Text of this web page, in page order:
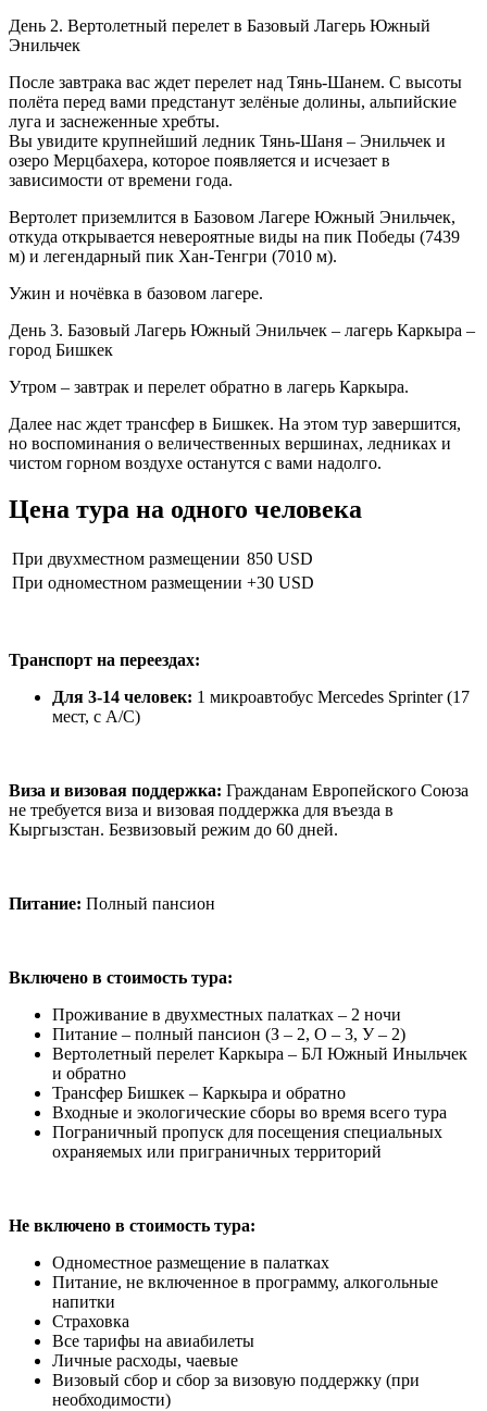
День 2. Вертолетный перелет в Базовый Лагерь Южный
Энильчек
После завтрака вас ждет перелет над Тянь-Шанем. С высоты
полёта перед вами предстанут зелёные долины, альпийские
луга и заснеженные хребты.
Вы увидите крупнейший ледник Тянь-Шаня – Энильчек и
озеро Мерцбахера, которое появляется и исчезает в
зависимости от времени года.
Вертолет приземлится в Базовом Лагере Южный Энильчек,
откуда открывается невероятные виды на пик Победы (7439
м) и легендарный пик Хан-Тенгри (7010 м).
Ужин и ночёвка в базовом лагере.
День 3. Базовый Лагерь Южный Энильчек – лагерь Каркыра –
город Бишкек
Утром – завтрак и перелет обратно в лагерь Каркыра.
Далее нас ждет трансфер в Бишкек. На этом тур завершится,
но воспоминания о величественных вершинах, ледниках и
чистом горном воздухе останутся с вами надолго.
Цена тура на одного человека
При двухместном размещении 850 USD
При одноместном размещении +30 USD
Транспорт на переездах:
Для 3-14 человек: 1 микроавтобус Mercedes Sprinter (17
мест, с A/C)
Виза и визовая поддержка: Гражданам Европейского Союза
не требуется виза и визовая поддержка для въезда в
Кыргызстан. Безвизовый режим до 60 дней.
Питание: Полный пансион
Включено в стоимость тура:
Проживание в двухместных палатках – 2 ночи
Питание – полный пансион (З – 2, О – 3, У – 2)
Вертолетный перелет Каркыра – БЛ Южный Иныльчек
и обратно
Трансфер Бишкек – Каркыра и обратно
Входные и экологические сборы во время всего тура
Пограничный пропуск для посещения специальных
охраняемых или приграничных территорий
Не включено в стоимость тура:
Одноместное размещение в палатках
Питание, не включенное в программу, алкогольные
напитки
Страховка
Все тарифы на авиабилеты
Личные расходы, чаевые
Визовый сбор и сбор за визовую поддержку (при
необходимости)